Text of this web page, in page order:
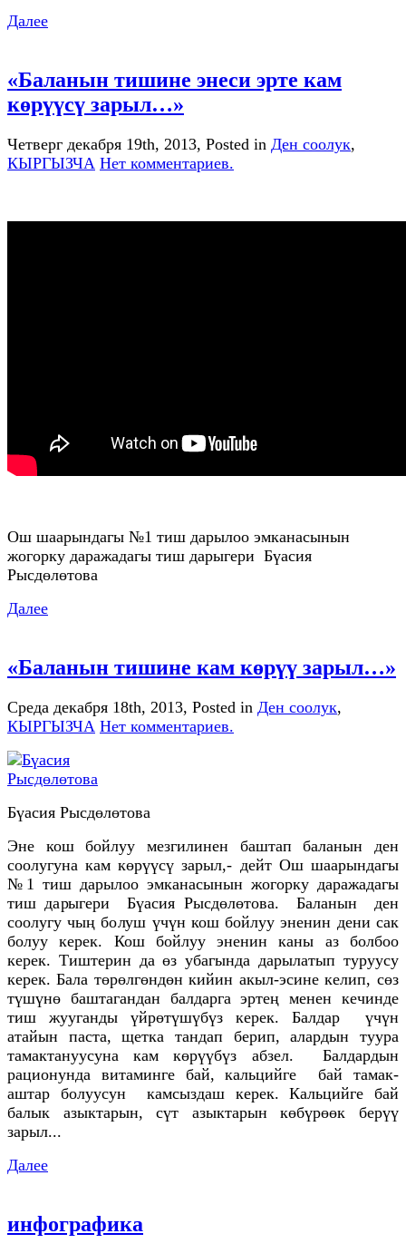
Далее
«Баланын тишине энеси эрте кам
көрүүсү зарыл…»
Четверг декабря 19th, 2013, Posted in Ден соолук,
КЫРГЫЗЧА Нет комментариев.
Ош шаарындагы №1 тиш дарылоо эмканасынын
жогорку даражадагы тиш дарыгери Бүасия
Рысдөлөтова
Далее
«Баланын тишине кам көрүү зарыл…»
Среда декабря 18th, 2013, Posted in Ден соолук,
КЫРГЫЗЧА Нет комментариев.
Бүасия Рысдөлөтова
Эне кош бойлуу мезгилинен баштап баланын ден
соолугуна кам көрүүсү зарыл,- дейт Ош шаарындагы
№1 тиш дарылоо эмканасынын жогорку даражадагы
тиш дарыгери Бүасия Рысдөлөтова. Баланын ден
соолугу чың болуш үчүн кош бойлуу эненин дени сак
болуу керек. Кош бойлуу эненин каны аз болбоо
керек. Тиштерин да өз убагында дарылатып туруусу
керек. Бала төрөлгөндөн кийин акыл-эсине келип, сөз
түшүнө баштагандан балдарга эртең менен кечинде
тиш жууганды үйрөтүшүбүз керек. Балдар үчүн
атайын паста, щетка тандап берип, алардын туура
тамактануусуна кам көрүүбүз абзел. Балдардын
рационунда витаминге бай, кальцийге бай тамак-
аштар болуусун камсыздаш керек. Кальцийге бай
балык азыктарын, сүт азыктарын көбүрөөк берүү
зарыл...
Далее
инфографика